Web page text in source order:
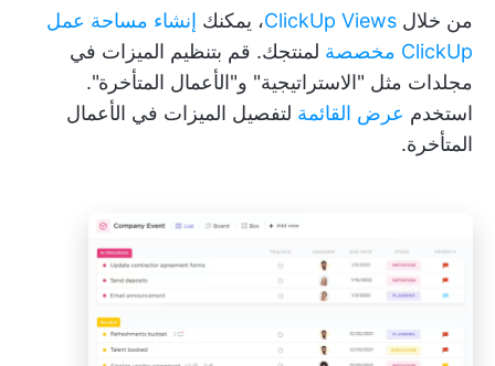
من خلال ClickUp Views، يمكنك إنشاء مساحة عمل
ClickUp مخصصة
لمنتجك. قم بتنظيم الميزات في
مجلدات مثل "الاستراتيجية" و"الأعمال المتأخرة".
استخدم عرض القائمة لتفصيل الميزات في الأعمال
المتأخرة.